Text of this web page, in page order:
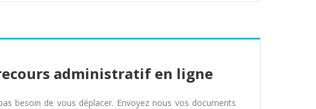
administratif en ligne
besoin de vous déplacer. Envoyez nous vos documents